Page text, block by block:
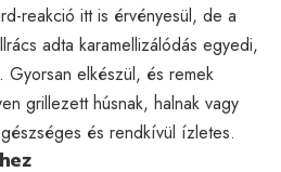
reakció itt is érvényesül, de a
adta karamellizálódás egyedi,
elkészül, és remek
grillezett húsnak, halnak vagy
és rendkívül ízletes.